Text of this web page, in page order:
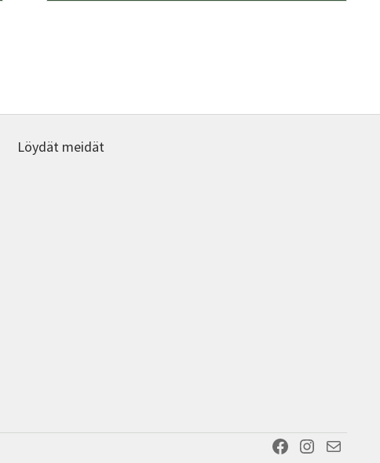
tuotteen
Löydät meidät
Facebook Instagram Sähköposti